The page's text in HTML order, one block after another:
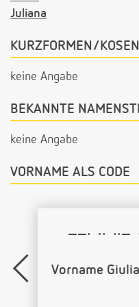
Juliana
KURZFORMEN/
keine Angabe
BEKANNTE
keine Angabe
VORNAME ALS CODE
−−· ·· ··−
Vorname